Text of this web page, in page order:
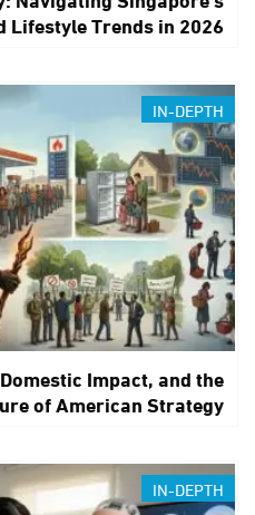
Lifestyle Trends in 2026
IN-DEPTH
Impact, and the
of American Strategy
IN-DEPTH